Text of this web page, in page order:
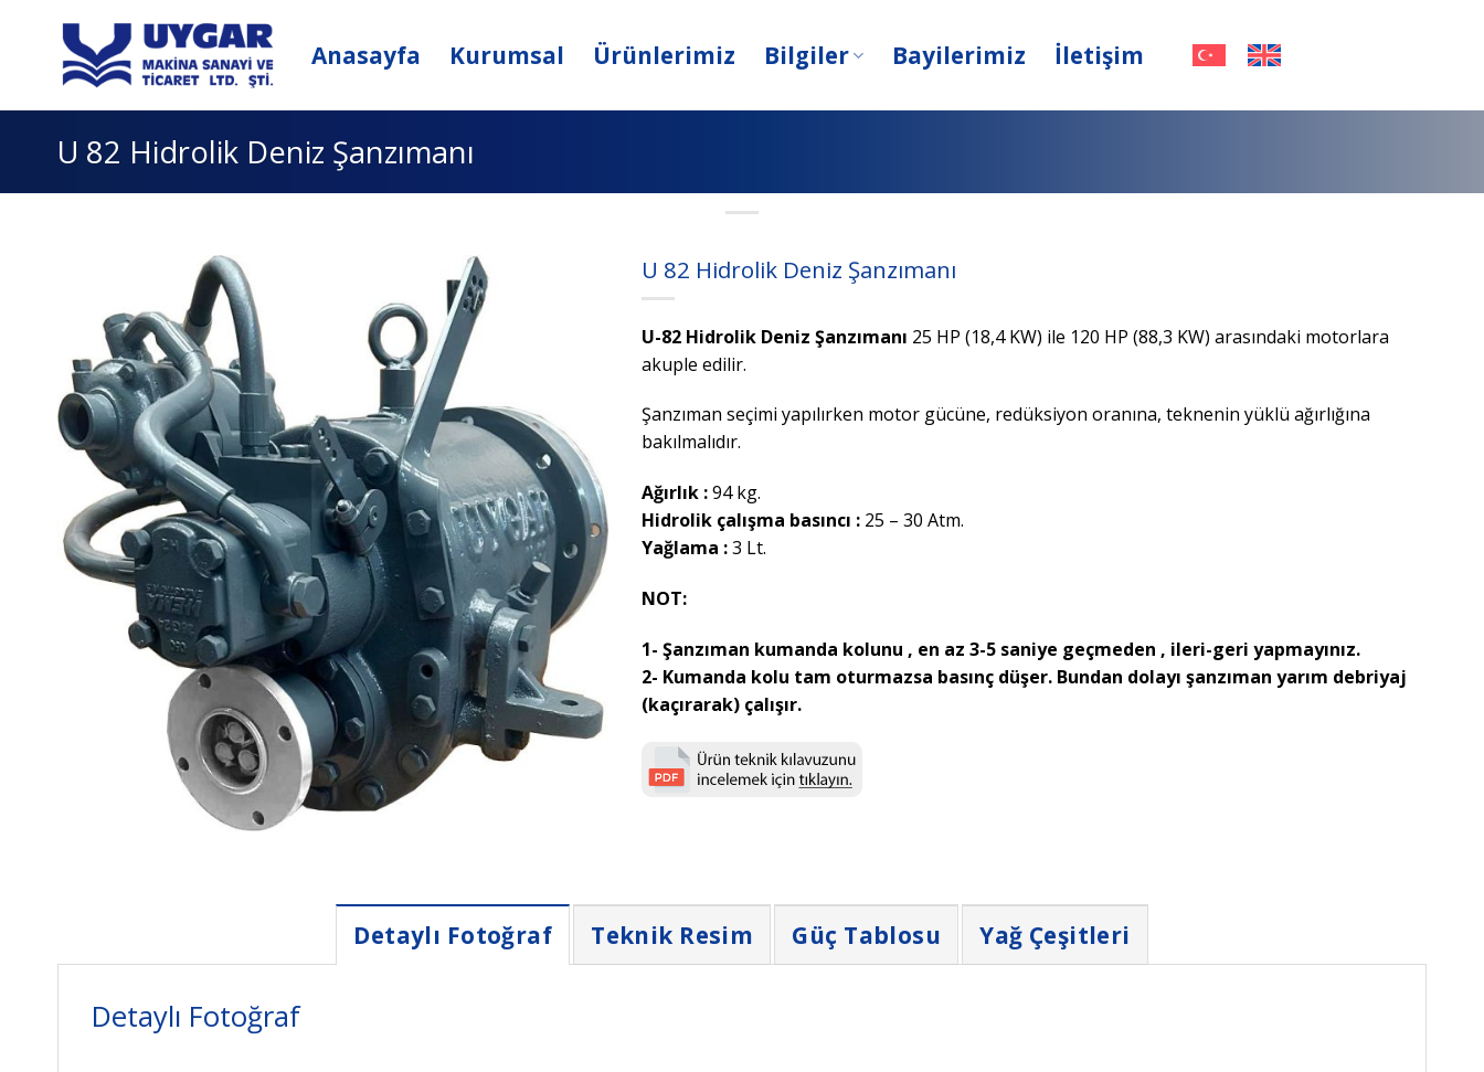
Anasayfa Kurumsal Ürünlerimiz Bilgiler Bayilerimiz İletişim
U 82 Hidrolik Deniz Şanzımanı
U 82 Hidrolik Deniz Şanzımanı
U-82 Hidrolik Deniz Şanzımanı 25 HP (18,4 KW) ile 120 HP (88,3 KW) arasındaki motorlara
akuple edilir.
Şanzıman seçimi yapılırken motor gücüne, redüksiyon oranına, teknenin yüklü ağırlığına
bakılmalıdır.
Ağırlık :94 kg.
Hidrolik çalışma basıncı : 25 – 30 Atm.
Yağlama :3 Lt.
NOT:
1- Şanzıman kumanda kolunu , en az 3-5 saniye geçmeden , ileri-geri yapmayınız.
2- Kumanda kolu tam oturmazsa basınç düşer. Bundan dolayı şanzıman yarım debriyaj
(kaçırarak) çalışır.
Detaylı Fotoğraf Teknik Resim Güç Tablosu Yağ Çeşitleri
Detaylı Fotoğraf